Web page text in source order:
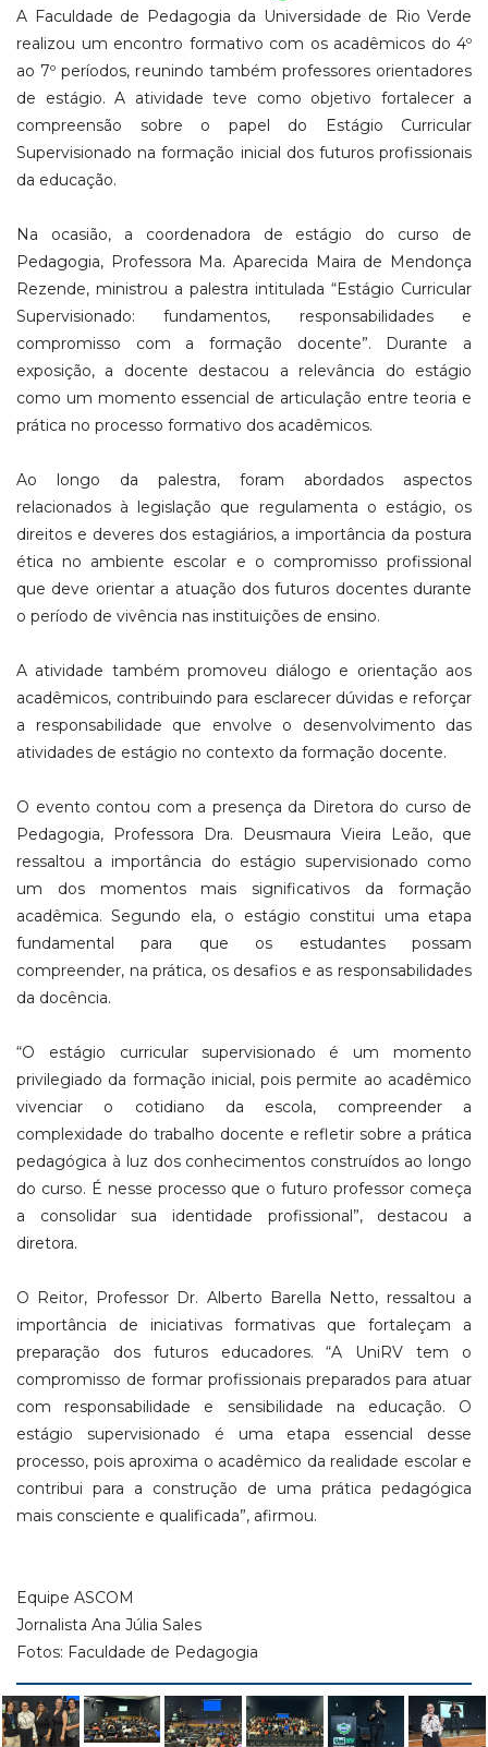
A Faculdade de Pedagogia da Universidade de Rio Verde
realizou um encontro formativo com os acadêmicos do 4º
ao 7º períodos, reunindo também professores orientadores
de estágio. A atividade teve como objetivo fortalecer a
compreensão sobre o papel do Estágio Curricular
Supervisionado na formação inicial dos futuros profissionais
da educação.
Na ocasião, a coordenadora de estágio do curso de
Pedagogia, Professora Ma. Aparecida Maira de Mendonça
Rezende, ministrou a palestra intitulada “Estágio Curricular
Supervisionado: fundamentos, responsabilidades e
compromisso com a formação docente”. Durante a
exposição, a docente destacou a relevância do estágio
como um momento essencial de articulação entre teoria e
prática no processo formativo dos acadêmicos.
Ao longo da palestra, foram abordados aspectos
relacionados à legislação que regulamenta o estágio, os
direitos e deveres dos estagiários, a importância da postura
ética no ambiente escolar e o compromisso profissional
que deve orientar a atuação dos futuros docentes durante
o período de vivência nas instituições de ensino.
A atividade também promoveu diálogo e orientação aos
acadêmicos, contribuindo para esclarecer dúvidas e reforçar
a responsabilidade que envolve o desenvolvimento das
atividades de estágio no contexto da formação docente.
O evento contou com a presença da Diretora do curso de
Pedagogia, Professora Dra. Deusmaura Vieira Leão, que
ressaltou a importância do estágio supervisionado como
um dos momentos mais significativos da formação
acadêmica. Segundo ela, o estágio constitui uma etapa
fundamental para que os estudantes possam
compreender, na prática, os desafios e as responsabilidades
da docência.
“O estágio curricular supervisionado é um momento
privilegiado da formação inicial, pois permite ao acadêmico
vivenciar o cotidiano da escola, compreender a
complexidade do trabalho docente e refletir sobre a prática
pedagógica à luz dos conhecimentos construídos ao longo
do curso. É nesse processo que o futuro professor começa
a consolidar sua identidade profissional”, destacou a
diretora.
O Reitor, Professor Dr. Alberto Barella Netto, ressaltou a
importância de iniciativas formativas que fortaleçam a
preparação dos futuros educadores. “A UniRV tem o
compromisso de formar profissionais preparados para atuar
com responsabilidade e sensibilidade na educação. O
estágio supervisionado é uma etapa essencial desse
processo, pois aproxima o acadêmico da realidade escolar e
contribui para a construção de uma prática pedagógica
mais consciente e qualificada”, afirmou.
Equipe ASCOM
Jornalista Ana Júlia Sales
Fotos: Faculdade de Pedagogia